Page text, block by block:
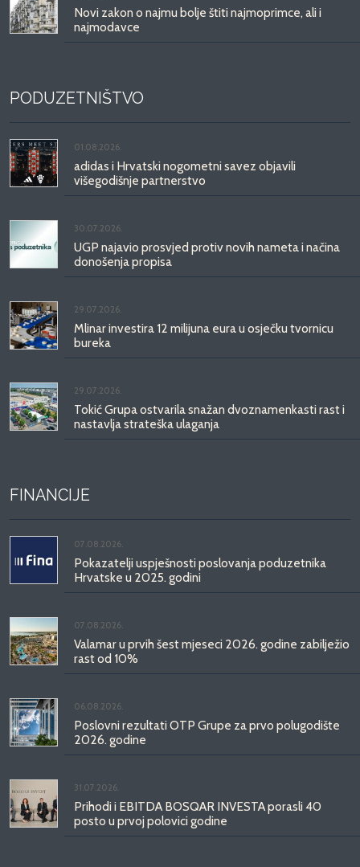
Novi zakon o najmu bolje štiti najmoprimce, ali i
najmodavce
PODUZETNIŠTVO
01.08.2026.
adidas i Hrvatski nogometni savez objavili
višegodišnje partnerstvo
30.07.2026.
UGP najavio prosvjed protiv novih nameta i načina
donošenja propisa
29.07.2026.
Mlinar investira 12 milijuna eura u osječku tvornicu
bureka
29.07.2026.
Tokić Grupa ostvarila snažan dvoznamenkasti rast i
nastavlja strateška ulaganja
FINANCIJE
07.08.2026.
Pokazatelji uspješnosti poslovanja poduzetnika
Hrvatske u 2025. godini
07.08.2026.
Valamar u prvih šest mjeseci 2026. godine zabilježio
rast od 10%
06.08.2026.
Poslovni rezultati OTP Grupe za prvo polugodište
2026. godine
31.07.2026.
Prihodi i EBITDA BOSQAR INVESTA porasli 40
posto u prvoj polovici godine